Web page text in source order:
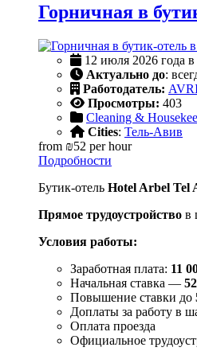
Горничная в
12 июля 2026 года
Актуально до:
Работодатель:
Просмотры: 403
Cleaning &
Cities: Тель-Авив
from ₪52 per hour
Подробности
Бутик-отель Hotel Arbel Tel
Прямое трудоустройство в
Условия работы:
Заработная плата: 11
Начальная ставка —
Повышение ставки до
Доплаты за работу в
Оплата проезда
Официальное